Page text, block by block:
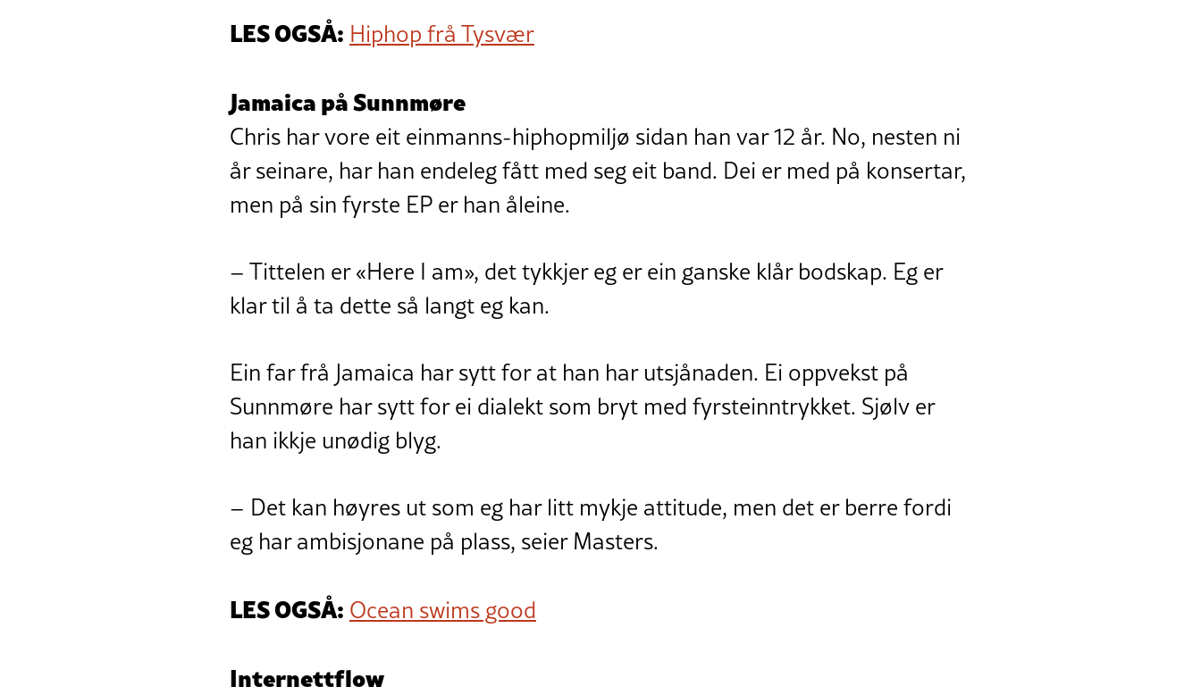
LES OGSÅ: Hiphop frå Tysvær
Jamaica på Sunnmøre
Chris har vore eit einmanns-hiphopmiljø sidan han var 12 år. No, nesten ni
år seinare, har han endeleg fått med seg eit band. Dei er med på konsertar,
men på sin fyrste EP er han åleine.
– Tittelen er «Here I am», det tykkjer eg er ein ganske klår bodskap. Eg er
klar til å ta dette så langt eg kan.
Ein far frå Jamaica har sytt for at han har utsjånaden. Ei oppvekst på
Sunnmøre har sytt for ei dialekt som bryt med fyrsteinntrykket. Sjølv er
han ikkje unødig blyg.
– Det kan høyres ut som eg har litt mykje attitude, men det er berre fordi
eg har ambisjonane på plass, seier Masters.
LES OGSÅ: Ocean swims good
Internettflow